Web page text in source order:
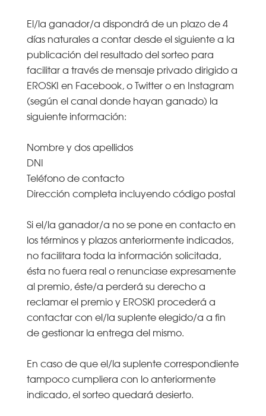
El/la ganador/a dispondrá de un plazo de 4
días naturales a contar desde el siguiente a la
publicación del resultado del sorteo para
facilitar a través de mensaje privado dirigido a
EROSKI en Facebook, o Twitter o en Instagram
(según el canal donde hayan ganado) la
siguiente información:
Nombre y dos apellidos
DNI
Teléfono de contacto
Dirección completa incluyendo código postal
Si el/la ganador/a no se pone en contacto en
los términos y plazos anteriormente indicados,
no facilitara toda la información solicitada,
ésta no fuera real o renunciase expresamente
al premio, éste/a perderá su derecho a
reclamar el premio y EROSKI procederá a
contactar con el/la suplente elegido/a a fin
de gestionar la entrega del mismo.
En caso de que el/la suplente correspondiente
tampoco cumpliera con lo anteriormente
indicado, el sorteo quedará desierto.